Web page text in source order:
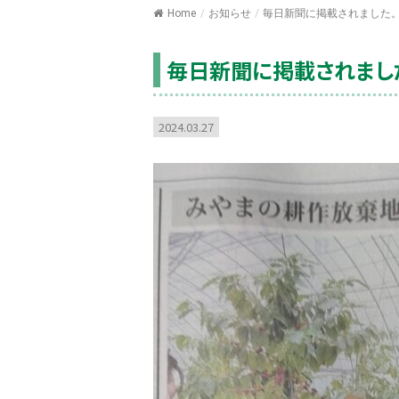
Home / お知らせ / 毎日新聞に掲載されました
毎日新聞に掲載されまし
2024.03.27